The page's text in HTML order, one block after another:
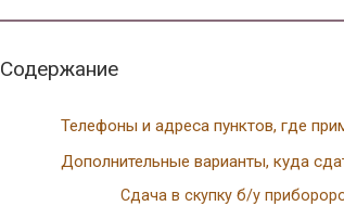
Содержание
Телефоны и адреса пунктов, где
Дополнительные варианты, куда
Сдача в скупку б/у